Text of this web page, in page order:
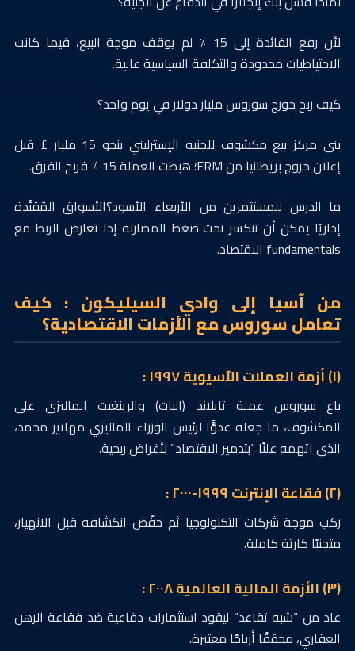
لأن رفع الفائدة إلى 15 ٪ لم يوقف موجة البيع، فيما كانت
الاحتياطيات محدودة والتكلفة السياسية عالية.
كيف ربح جورج سوروس مليار دولار في يوم واحد؟
بنى مركز بيع مكشوف للجنيه الإسترليني بنحو 15 مليار £ قبل
إعلان خروج بريطانيا من ERM؛ هبطت العملة 15 ٪ فربح الفرق.
ما الدرس للمستثمرين من الأربعاء الأسود؟الأسواق المُقيَّدة
إداريًا يمكن أن تنكسر تحت ضغط المضاربة إذا تعارض الربط مع
fundamentals الاقتصاد.
من آسيا إلى وادي السيليكون : كيف
تعامل سوروس مع الأزمات الاقتصادية؟
(١) أزمة العملات الآسيوية ١٩٩٧ :
باع سوروس عملة تايلاند (البات) والرينغيت الماليزي على
المكشوف، ما جعله عدوًّا لرئيس الوزراء الماليزي مهاتير محمد،
الذي اتهمه علنًا “بتدمير الاقتصاد” لأغراض ربحية.
(٢) فقاعة الإنترنت ١٩٩٩-٢٠٠٠ :
ركب موجة شركات التكنولوجيا ثم خفّض انكشافه قبل الانهيار،
متجنبًا كارثة كاملة.
(٣) الأزمة المالية العالمية ٢٠٠٨ :
عاد من “شبه تقاعد” ليقود استثمارات دفاعية ضد فقاعة الرهن
العقاري، محققًا أرباحًا معتبرة.